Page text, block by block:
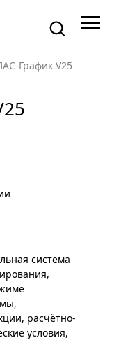
График V25
система
расчётно-
условия,